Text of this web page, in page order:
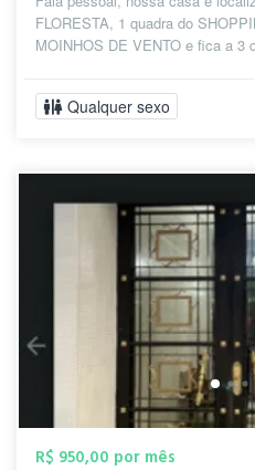
FLORESTA, 1 quadra do
MOINHOS DE VENTO e fica a 3
Qualquer sexo
R$ 950,00 por mês